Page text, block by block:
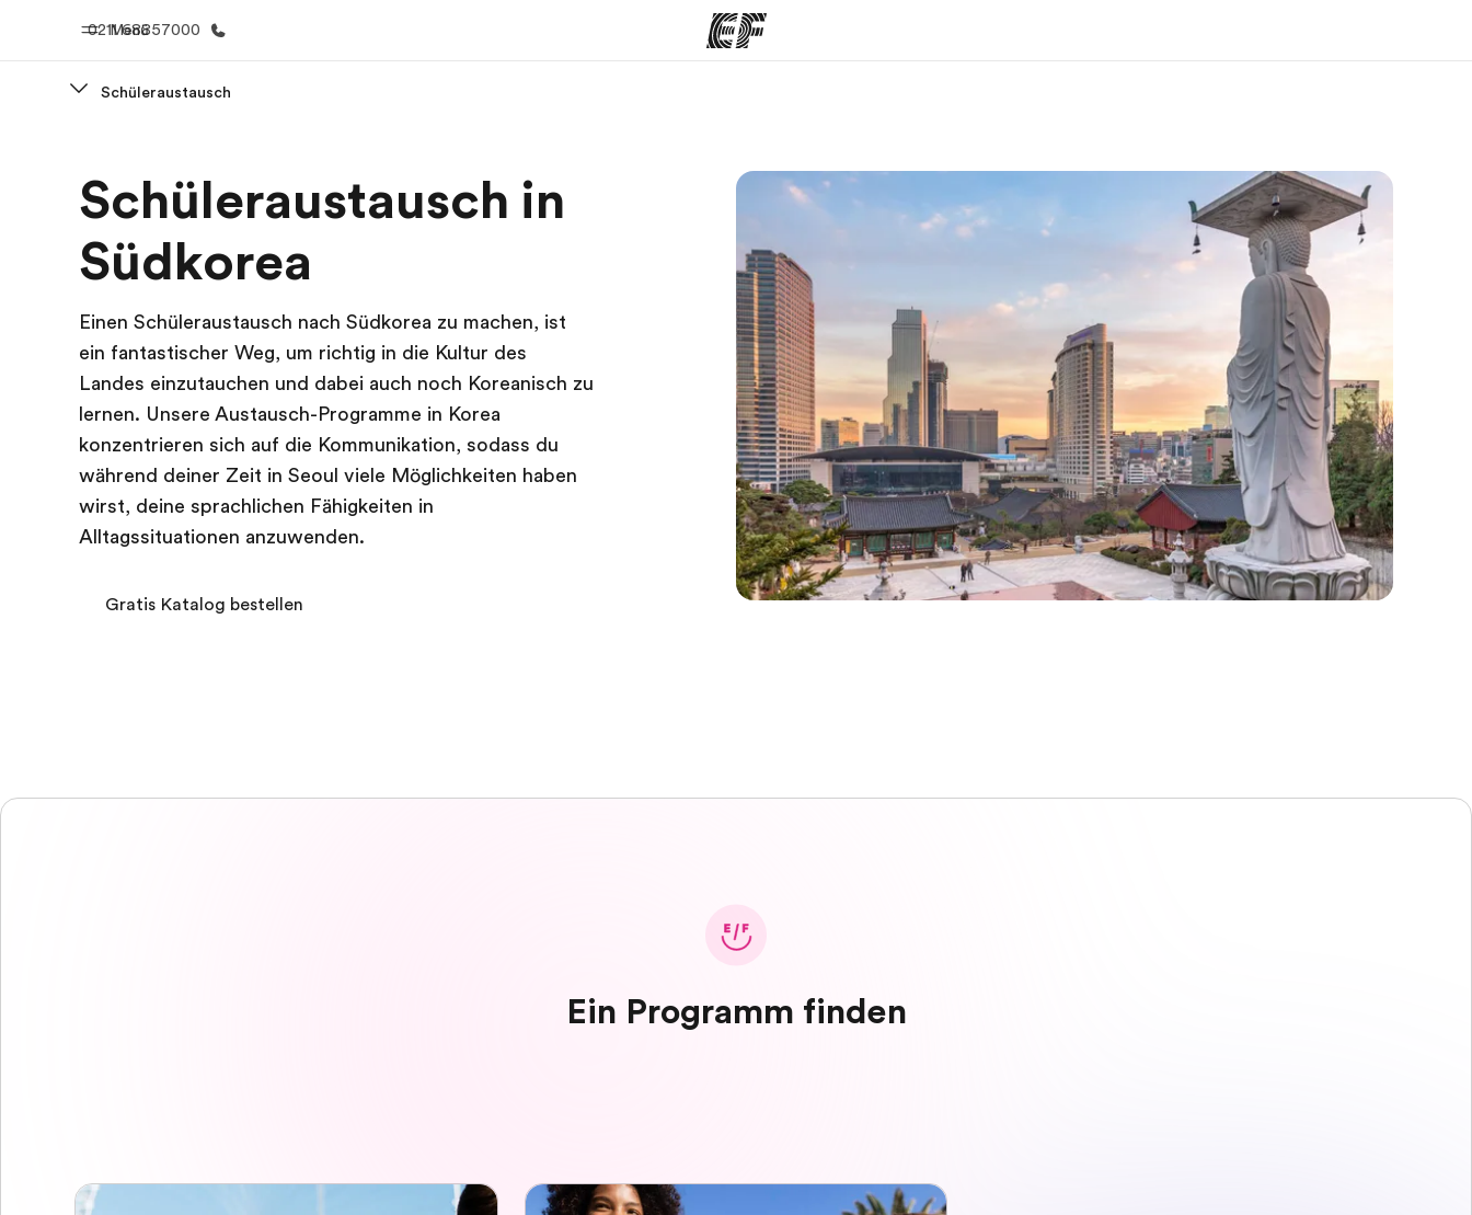
Menü
0211 68857000
Willkommen bei EF Alle Programme ansehen Büros in der Nähe Werde Teil unseres Teams
Schüleraustausch
Schüleraustausch in
Südkorea
Einen Schüleraustausch nach Südkorea zu machen, ist
ein fantastischer Weg, um richtig in die Kultur des
Landes einzutauchen und dabei auch noch Koreanisch zu
lernen. Unsere Austausch-Programme in Korea
konzentrieren sich auf die Kommunikation, sodass du
während deiner Zeit in Seoul viele Möglichkeiten haben
wirst, deine sprachlichen Fähigkeiten in
Alltagssituationen anzuwenden.
Gratis Katalog bestellen
Ein Programm finden